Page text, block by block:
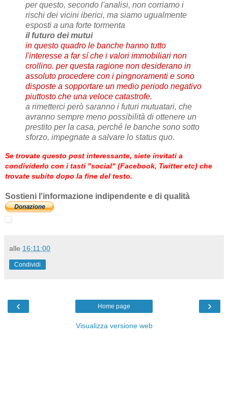
per questo, secondo l'analisi, non corriamo i
rischi dei vicini iberici, ma siamo ugualmente
esposti a una forte tormenta
il futuro dei mutui
in questo quadro le banche hanno tutto
l'interesse a far sí che i valori immobiliari non
crollino. per questa ragione non desiderano in
assoluto procedere con i pingnoramenti e sono
disposte a sopportare un medio periodo negativo
piuttosto che una veloce catastrofe.
a rimetterci però saranno i futuri mutuatari, che
avranno sempre meno possibilità di ottenere un
prestito per la casa, perché le banche sono sotto
sforzo, impegnate a salvare lo status quo.
Se trovate questo post interessante, siete invitati a
condividerlo con i tasti "social" (Facebook, Twitter etc) che
trovate subito dopo la fine del testo.
Sostieni l'informazione indipendente e di qualità
alle 16:11:00
Condividi
‹ ›
Home page
Visualizza versione web